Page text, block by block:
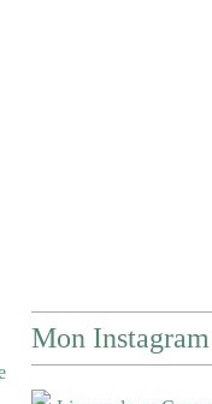
Mon Instagram